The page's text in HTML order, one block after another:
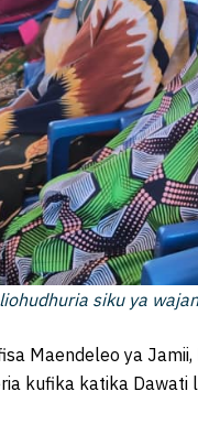
siku ya
Maendeleo ya
kufika katika Dawati